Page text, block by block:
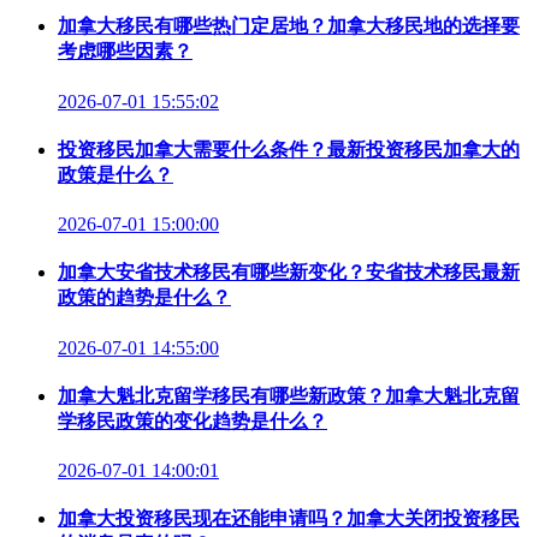
加拿大移民有哪些热门定居地？加拿大移民地的选择要
考虑哪些因素？
2026-07-01 15:55:02
投资移民加拿大需要什么条件？最新投资移民加拿大的
政策是什么？
2026-07-01 15:00:00
加拿大安省技术移民有哪些新变化？安省技术移民最新
政策的趋势是什么？
2026-07-01 14:55:00
加拿大魁北克留学移民有哪些新政策？加拿大魁北克留
学移民政策的变化趋势是什么？
2026-07-01 14:00:01
加拿大投资移民现在还能申请吗？加拿大关闭投资移民